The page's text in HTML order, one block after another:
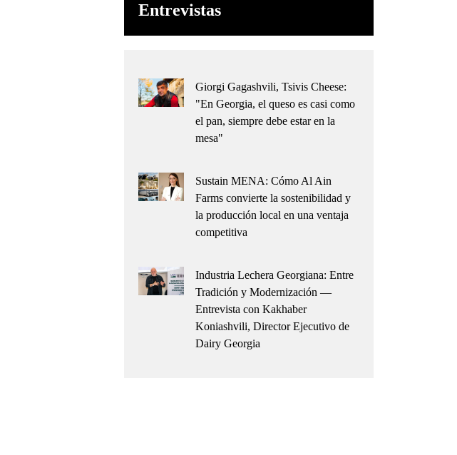
Entrevistas
Giorgi Gagashvili, Tsivis Cheese:
"En Georgia, el queso es casi como
el pan, siempre debe estar en la
mesa"
Sustain MENA: Cómo Al Ain
Farms convierte la sostenibilidad y
la producción local en una ventaja
competitiva
Industria Lechera Georgiana: Entre
Tradición y Modernización —
Entrevista con Kakhaber
Koniashvili, Director Ejecutivo de
Dairy Georgia